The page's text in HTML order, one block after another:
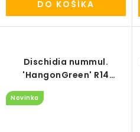
DO KOŠÍKA
Dischidia nummul.
'HangonGreen' R14
Novinka